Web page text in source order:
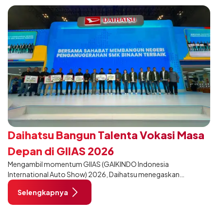
Daihatsu Bangun Talenta Vokasi Masa
Depan di GIIAS 2026
Mengambil momentum GIIAS (GAIKINDO Indonesia
International Auto Show) 2026, Daihatsu menegaskan
komitmennya dalam meningkatkan kualitas SDM (Sumber Daya
Manusia) melalui pendidikan vokasi bertema “Bersama Sahabat
Membangun Negeri”. Komitmen ini diwujudkan melalui ajang
Selengkapnya